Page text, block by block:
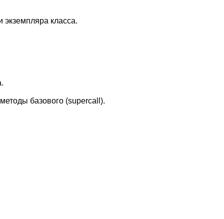
экземпляра класса.
базового (supercall).